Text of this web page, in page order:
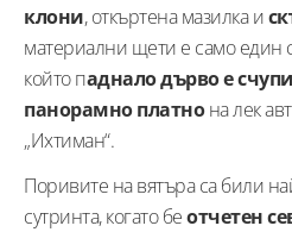
клони, откъртена мазилка и
материални щети е само един
който паднало дърво е
панорамно платнона лек
„Ихтиман“.
Поривите на вятъра са били
сутринта, когато беотчетен